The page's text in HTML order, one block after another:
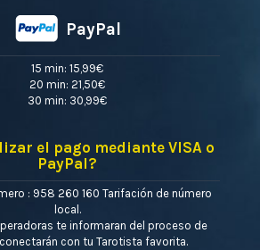
PayPal
15 min: 15,99€
20 min: 21,50€
30 min: 30,99€
el pago mediante VISA o
PayPal?
: 958 260 160 Tarifación de número
local.
te informaran del proceso de
con tu Tarotista favorita.